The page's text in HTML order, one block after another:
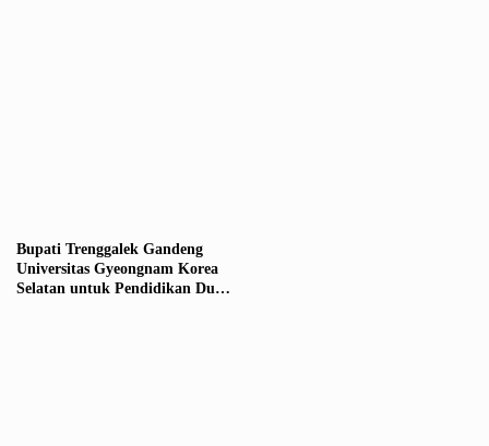
Bupati Trenggalek Gandeng
Universitas Gyeongnam Korea
Selatan untuk Pendidikan Dual